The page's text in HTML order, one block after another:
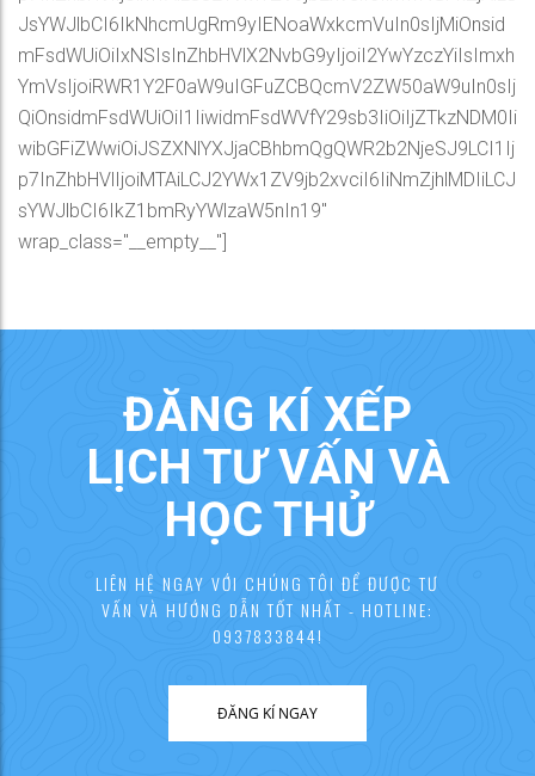
JsYWJlbCI6IkNhcmUgRm9yIENoaWxkcmVuIn0sIjMiOnsid
mFsdWUiOiIxNSIsInZhbHVlX2NvbG9yIjoiI2YwYzczYiIsImxh
YmVsIjoiRWR1Y2F0aW9uIGFuZCBQcmV2ZW50aW9uIn0sIj
QiOnsidmFsdWUiOiI1IiwidmFsdWVfY29sb3IiOiIjZTkzNDM0Ii
wibGFiZWwiOiJSZXNlYXJjaCBhbmQgQWR2b2NjeSJ9LCI1Ij
p7InZhbHVlIjoiMTAiLCJ2YWx1ZV9jb2xvciI6IiNmZjhlMDIiLCJ
sYWJlbCI6IkZ1bmRyYWlzaW5nIn19"
wrap_class="__empty__"]
ĐĂNG KÍ XẾP
LỊCH TƯ VẤN VÀ
HỌC THỬ
LIÊN HỆ NGAY VỚI CHÚNG TÔI ĐỂ ĐƯỢC TƯ
VẤN VÀ HƯỚNG DẪN TỐT NHẤT - HOTLINE:
0937833844!
ĐĂNG KÍ NGAY